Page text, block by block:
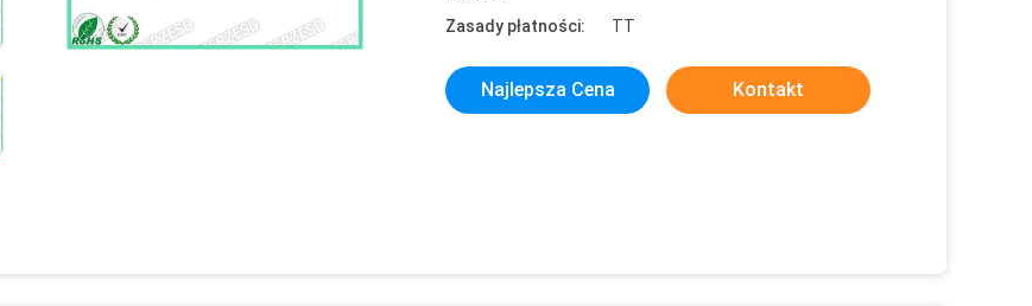
Zasady płatności:
TT
Najlepsza Cena Kontakt